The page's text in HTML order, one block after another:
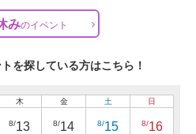
みのイベント
を探している方はこちら！
木
8/13
金
8/14
土
8/15
日
8/16